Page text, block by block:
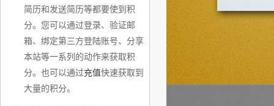
简历和发送简历等都要使到积
分。您可以通过登录、验证邮
箱、绑定第三方登陆账号、分享
本站等一系列的动作来获取积
分。也可以通过充值快速获取到
大量的积分。